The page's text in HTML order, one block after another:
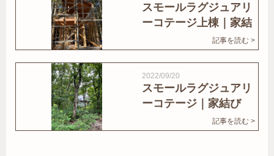
スモールラグジュアリ
ーコテージ上棟｜家結
記事を読む >
2022/09/20
スモールラグジュアリ
ーコテージ｜家結び
記事を読む >